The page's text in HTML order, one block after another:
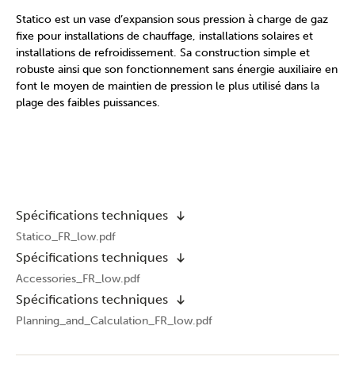
Statico est un vase d’expansion sous pression à charge de gaz
fixe pour installations de chauffage, installations solaires et
installations de refroidissement. Sa construction simple et
robuste ainsi que son fonctionnement sans énergie auxiliaire en
font le moyen de maintien de pression le plus utilisé dans la
plage des faibles puissances.
Spécifications techniques
Statico_FR_low.pdf
Spécifications techniques
Accessories_FR_low.pdf
Spécifications techniques
Planning_and_Calculation_FR_low.pdf